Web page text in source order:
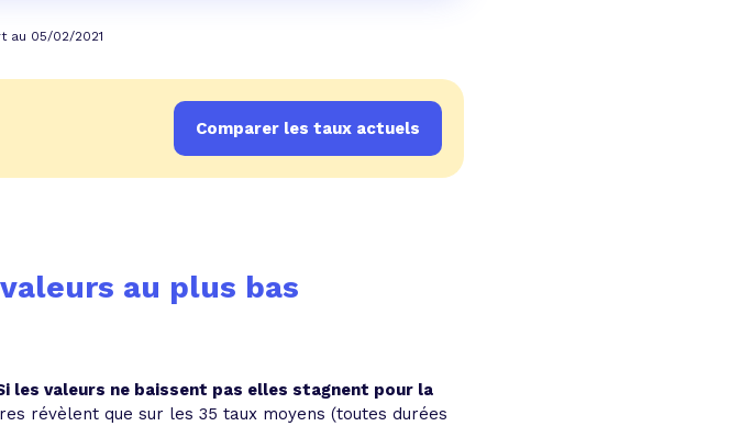
au 05/02/2021
Comparer les taux actuels
au plus bas
les valeurs ne baissent pas elles stagnent pour la
révèlent que sur les 35 taux moyens (toutes durées